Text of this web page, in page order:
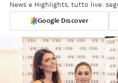
News e Highlights, tutto live:
Google Discover